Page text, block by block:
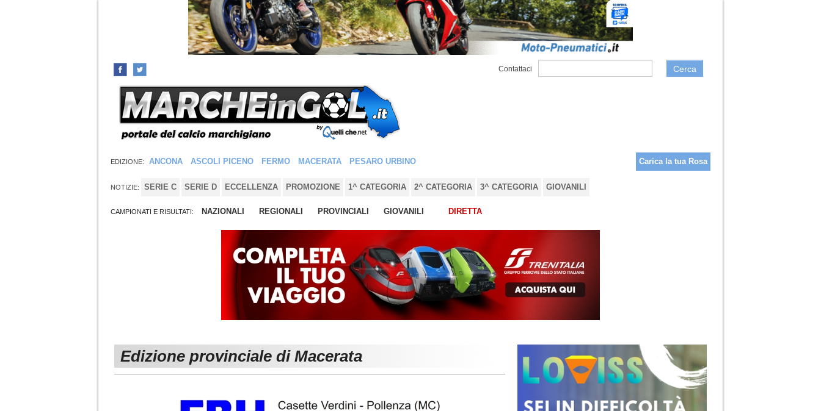
Contattaci Cerca
EDIZIONE: ANCONA ASCOLI PICENO FERMO MACERATA PESARO URBINO Carica la tua Rosa
NOTIZIE: SERIE C SERIE D ECCELLENZA PROMOZIONE 1^ CATEGORIA 2^ CATEGORIA 3^ CATEGORIA GIOVANILI
CAMPIONATI E RISULTATI: NAZIONALI REGIONALI PROVINCIALI GIOVANILI DIRETTA
Edizione provinciale di Macerata